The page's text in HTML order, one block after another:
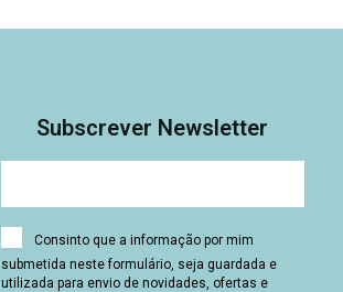
Subscrever Newsletter
Consinto que a informação por mim
submetida neste formulário, seja guardada e
utilizada para envio de novidades, ofertas e